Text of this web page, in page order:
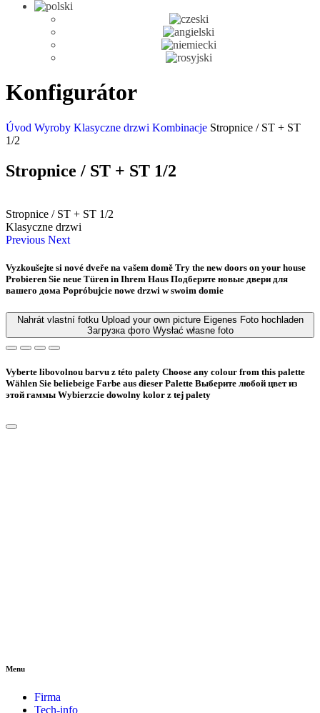
Konfigurátor
Úvod Wyroby Klasyczne drzwi Kombinacje Stropnice / ST + ST
1/2
Stropnice / ST + ST 1/2
Stropnice / ST + ST 1/2
Klasyczne drzwi
Previous Next
Vyzkoušejte si nové dveře na vašem domě Try the new doors on your house
Probieren Sie neue Türen in Ihrem Haus Подберите новые двери для
вашего дома Popróbujcie nowe drzwi w swoim domie
Nahrát vlastní fotku Upload your own picture Eigenes Foto hochladen
Загрузка фото Wysłać własne foto
Vyberte libovolnou barvu z této palety Choose any colour from this palette
Wählen Sie beliebeige Farbe aus dieser Palette Bыберите любой цвет из
этой гаммы Wybierzcie dowolny kolor z tej palety
Menu
Firma
Tech-info